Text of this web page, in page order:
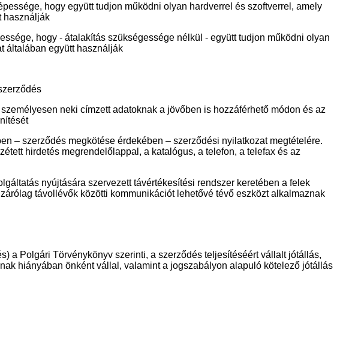
hogy együtt tudjon működni olyan hardverrel és szoftverrel, amely
használják
hogy - átalakítás szükségessége nélkül - együtt tudjon működni olyan
általában együtt használják
neki címzett adatoknak a jövőben is hozzáférhető módon és az
– szerződés megkötése érdekében – szerződési nyilatkozat megtételére.
hirdetés megrendelőlappal, a katalógus, a telefon, a telefax és az
nyújtására szervezett távértékesítési rendszer keretében a felek
távollévők közötti kommunikációt lehetővé tévő eszközt alkalmaznak
a Polgári Törvénykönyv szerinti, a szerződés teljesítéséért vállalt jótállás,
hiányában önként vállal, valamint a jogszabályon alapuló kötelező jótállás